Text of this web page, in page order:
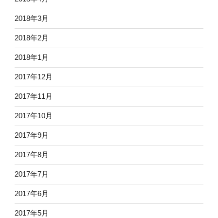
2018年3月
2018年2月
2018年1月
2017年12月
2017年11月
2017年10月
2017年9月
2017年8月
2017年7月
2017年6月
2017年5月